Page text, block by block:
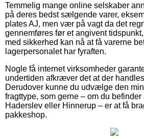
Temmelig mange online selskaber
på deres bedst sælgende varer,
plates AJ, men vær på vagt da det
gennemføres før et angivent
med sikkerhed kan nå at få varerne
lagerpersonalet har fyraften.
Nogle få internet virksomheder
undertiden afkræver det at der
Derudover kunne du udvælge den
fragttype, som gerne – om du
Haderslev eller Hinnerup – er at få
pakkeshop.